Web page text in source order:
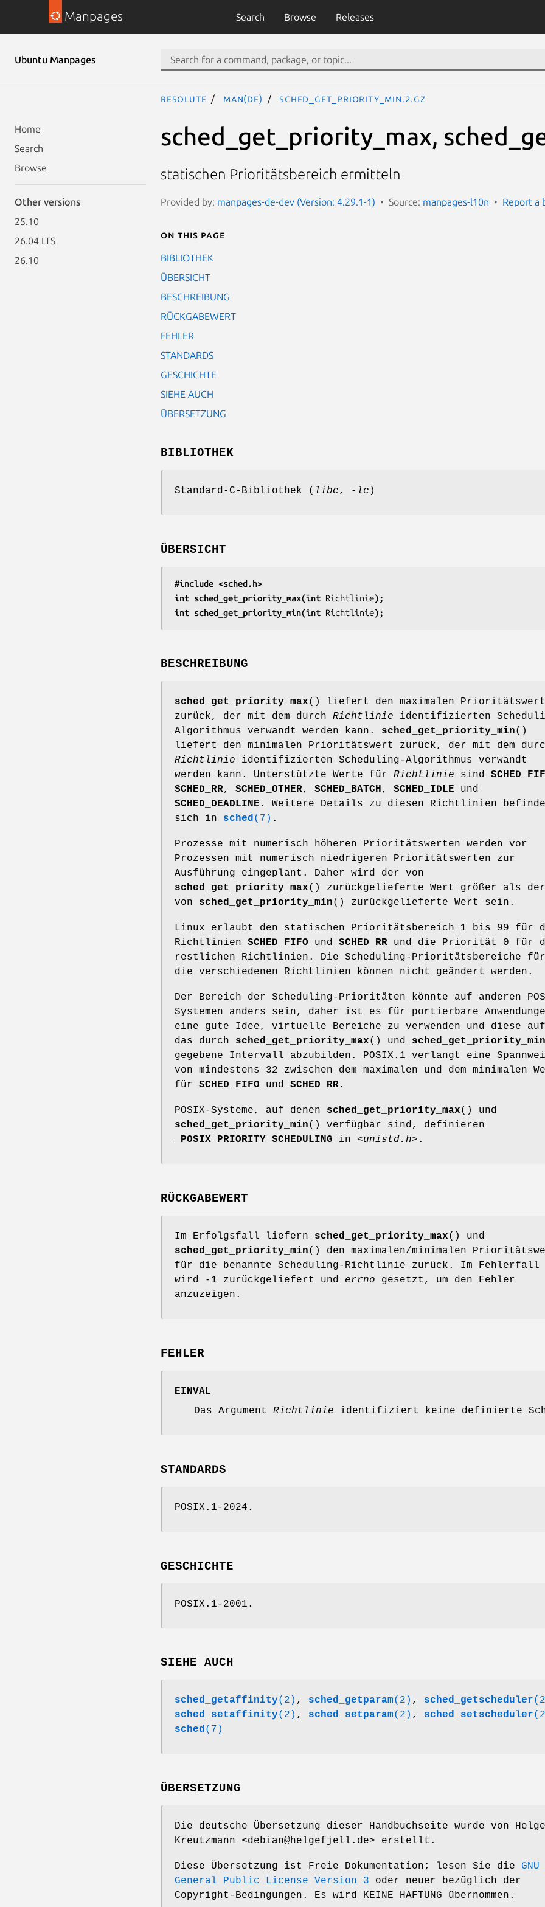
Manpages Search Browse Releases
Ubuntu Manpages
Home
Search
Browse
Other versions
25.10
26.04 LTS
26.10
resolute man(de) sched_get_priority_min.2.gz
sched_get_priority_max,
statischen Prioritätsbereich ermitteln
Provided by: manpages-de-dev (Version: 4.29.1-1) Source: manpages-l10n Report a
On this page
BIBLIOTHEK
ÜBERSICHT
BESCHREIBUNG
RÜCKGABEWERT
FEHLER
STANDARDS
GESCHICHTE
SIEHE AUCH
ÜBERSETZUNG
BIBLIOTHEK
Standard-C-Bibliothek ( libc, -lc )
ÜBERSICHT
#include <sched.h>
int sched_get_priority_max(int Richtlinie);
int sched_get_priority_min(int Richtlinie);
BESCHREIBUNG
sched_get_priority_max() liefert den maximalen Prioritätswert
zurück, der mit dem durch Richtlinie identifizierten
Algorithmus verwandt werden kann. sched_get_priority_min()
liefert den minimalen Prioritätswert zurück, der mit dem
Richtlinie identifizierten Scheduling-Algorithmus verwandt
werden kann. Unterstützte Werte für Richtlinie sind
SCHED_RR, SCHED_OTHER, SCHED_BATCH, SCHED_IDLE und
SCHED_DEADLINE . Weitere Details zu diesen Richtlinien
sich in sched(7) .
Prozesse mit numerisch höheren Prioritätswerten werden vor
Prozessen mit numerisch niedrigeren Prioritätswerten zur
Ausführung eingeplant. Daher wird der von
sched_get_priority_max() zurückgelieferte Wert größer als der
von sched_get_priority_min() zurückgelieferte Wert sein.
Linux erlaubt den statischen Prioritätsbereich 1 bis 99 für
Richtlinien SCHED_FIFO und SCHED_RR und die Priorität 0 für
restlichen Richtlinien. Die Scheduling-Prioritätsbereiche für
die verschiedenen Richtlinien können nicht geändert werden.
Der Bereich der Scheduling-Prioritäten könnte auf anderen
Systemen anders sein, daher ist es für portierbare
eine gute Idee, virtuelle Bereiche zu verwenden und diese auf
das durch sched_get_priority_max() und sched_get_priority_min
gegebene Intervall abzubilden. POSIX.1 verlangt eine
von mindestens 32 zwischen dem maximalen und dem minimalen
für SCHED_FIFO und SCHED_RR.
POSIX-Systeme, auf denen sched_get_priority_max() und
sched_get_priority_min() verfügbar sind, definieren
_POSIX_PRIORITY_SCHEDULING in <unistd.h> .
RÜCKGABEWERT
Im Erfolgsfall liefern sched_get_priority_max() und
sched_get_priority_min() den maximalen/minimalen
für die benannte Scheduling-Richtlinie zurück. Im Fehlerfall
wird -1 zurückgeliefert und errno gesetzt, um den Fehler
anzuzeigen.
FEHLER
EINVAL
Das Argument Richtlinie identifiziert keine definierte
STANDARDS
POSIX.1-2024.
GESCHICHTE
POSIX.1-2001.
SIEHE AUCH
sched_getaffinity(2) , sched_getparam(2) , sched_getscheduler
sched_setaffinity(2) , sched_setparam(2) , sched_setscheduler
sched(7)
ÜBERSETZUNG
Die deutsche Übersetzung dieser Handbuchseite wurde von Helge
Kreutzmann <debian@helgefjell.de> erstellt.
Diese Übersetzung ist Freie Dokumentation; lesen Sie die GNU
General Public License Version 3 oder neuer bezüglich der
Copyright-Bedingungen. Es wird KEINE HAFTUNG übernommen.